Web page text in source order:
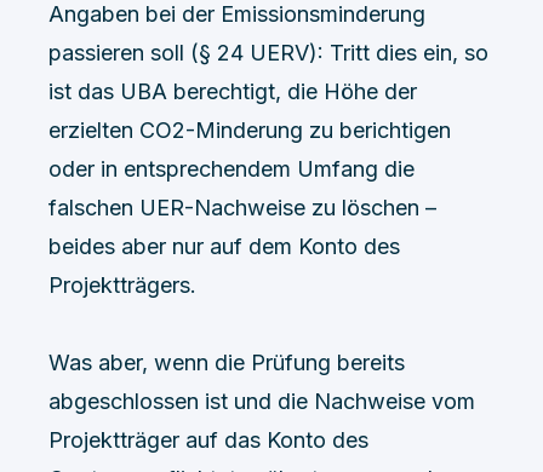
Angaben bei der Emissionsminderung
passieren soll (§ 24 UERV): Tritt dies ein, so
ist das UBA berechtigt, die Höhe der
erzielten CO2-Minderung zu berichtigen
oder in entsprechendem Umfang die
falschen UER-Nachweise zu löschen –
beides aber nur auf dem Konto des
Projektträgers.
Was aber, wenn die Prüfung bereits
abgeschlossen ist und die Nachweise vom
Projektträger auf das Konto des